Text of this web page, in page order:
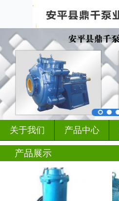
关于我们 产品中心
产品展示